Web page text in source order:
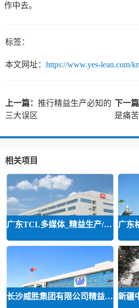
作中去。
标签：
本文网址： https://www.yes-lean.com/
上一篇： 推行精益生产必知的
三大误区
下一篇
是痛
相关项目
广东TCL多媒体_精益生产/精益品质/
长沙威胜集团有限公司精益运营